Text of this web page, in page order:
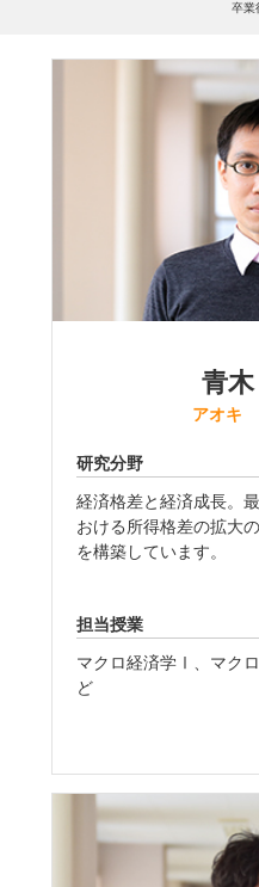
卒業
青
アオキ
研究分野
経済格差と経済成長。
おける所得格差の拡大
を構築しています。
担当授業
マクロ経済学Ⅰ、マク
ど